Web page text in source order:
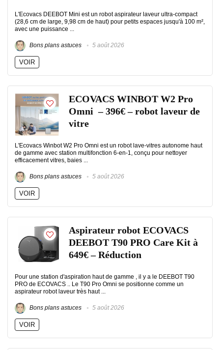
L'Ecovacs DEEBOT Mini est un robot aspirateur laveur ultra-compact
(28,6 cm de large, 9,98 cm de haut) pour petits espaces jusqu'à 100 m²,
avec une puissance ...
Bons plans astuces 5 août 2026
VOIR
ECOVACS WINBOT W2 Pro
Omni – 396€ – robot laveur de
vitre
L'Ecovacs Winbot W2 Pro Omni est un robot lave-vitres autonome haut
de gamme avec station multifonction 6-en-1, conçu pour nettoyer
efficacement vitres, baies ...
Bons plans astuces 5 août 2026
VOIR
Aspirateur robot ECOVACS
DEEBOT T90 PRO Care Kit à
649€ – Réduction
Pour une station d'aspiration haut de gamme , il y a le DEEBOT T90
PRO de ECOVACS .. Le T90 Pro Omni se positionne comme un
aspirateur robot laveur très haut ...
Bons plans astuces 5 août 2026
VOIR